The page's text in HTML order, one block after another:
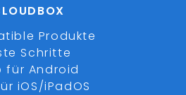
Produkte
Schritte
für Android
iOS/iPadOS